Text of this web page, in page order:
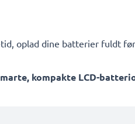
oplad dine batterier fuldt
kompakte LCD-